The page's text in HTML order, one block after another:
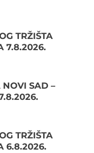
TRŽIŠTA
7.8.2026.
SAD –
TRŽIŠTA
6.8.2026.